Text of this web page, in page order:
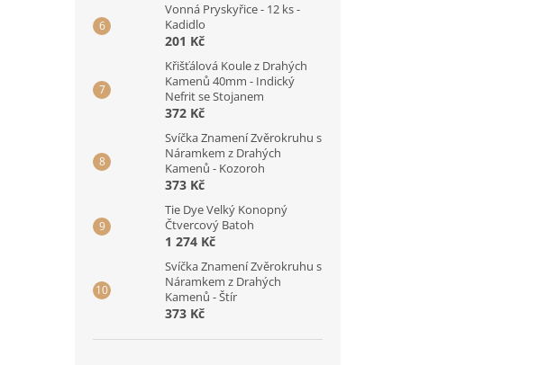
Vonná Pryskyřice - 12 ks -
Kadidlo
201 Kč
Křišťálová Koule z Drahých
Kamenů 40mm - Indický
Nefrit se Stojanem
372 Kč
Svíčka Znamení Zvěrokruhu s
Náramkem z Drahých
Kamenů - Kozoroh
373 Kč
Tie Dye Velký Konopný
Čtvercový Batoh
1 274 Kč
Svíčka Znamení Zvěrokruhu s
Náramkem z Drahých
Kamenů - Štír
373 Kč